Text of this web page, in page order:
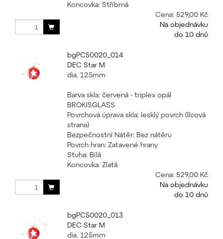
Koncovka: Stříbrná
Cena: 529,00 Kč
Na objednávku
do 10 dnů
bgPC50020_014
DEC Star M
dia. 125mm
Barva skla: červená - triplex opál
BROKISGLASS
Povrchová úprava skla: lesklý povrch (lícová
strana)
Bezpečnostní Nátěr: Bez nátěru
Povrch hran: Zatavené hrany
Stuha: Bílá
Koncovka: Zlatá
Cena: 529,00 Kč
Na objednávku
do 10 dnů
bgPC50020_013
DEC Star M
dia. 125mm